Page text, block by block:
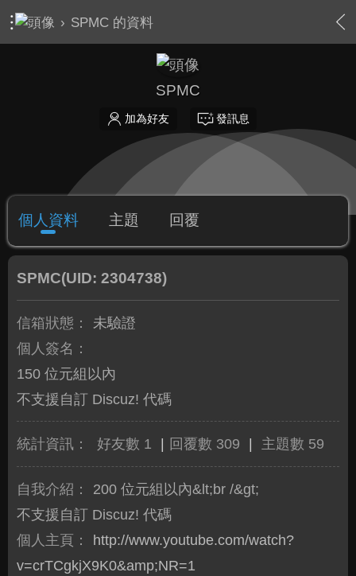
› SPMC 的資料
SPMC
加為好友 發訊息
個人資料 主題 回覆
SPMC(UID: 2304738)
信箱狀態：
未驗證
個人簽名：
150 位元組以內
不支援自訂 Discuz! 代碼
統計資訊： 好友數 1 回覆數 309 主題數 59
自我介紹：
200 位元組以內&lt;br /&gt;
不支援自訂 Discuz! 代碼
個人主頁：
http://www.youtube.com/watch?
v=crTCgkjX9K0&amp;NR=1